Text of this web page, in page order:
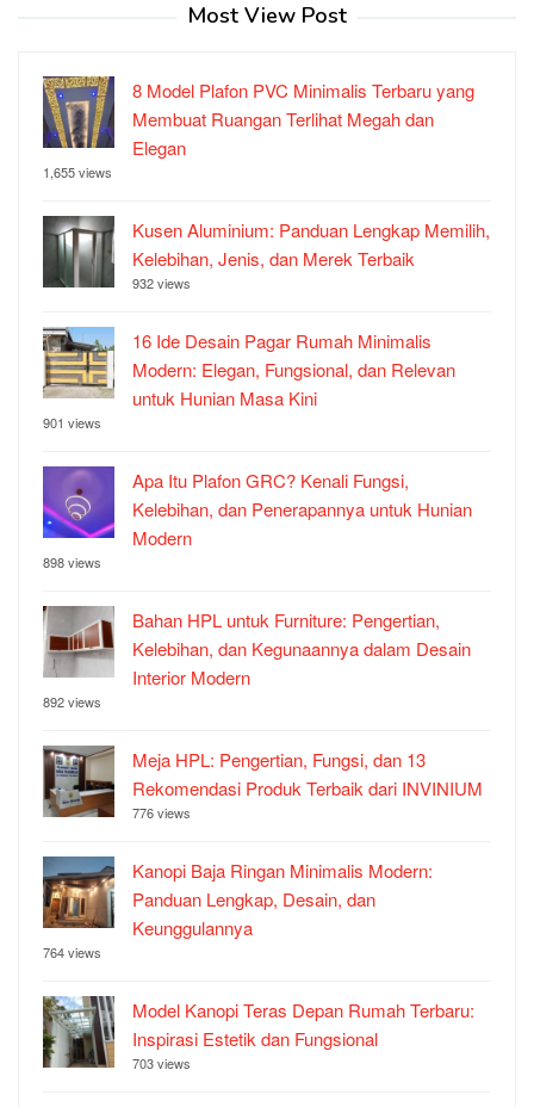
Most View Post
8 Model Plafon PVC Minimalis Terbaru yang
Membuat Ruangan Terlihat Megah dan
Elegan
1,655 views
Kusen Aluminium: Panduan Lengkap Memilih,
Kelebihan, Jenis, dan Merek Terbaik
932 views
16 Ide Desain Pagar Rumah Minimalis
Modern: Elegan, Fungsional, dan Relevan
untuk Hunian Masa Kini
901 views
Apa Itu Plafon GRC? Kenali Fungsi,
Kelebihan, dan Penerapannya untuk Hunian
Modern
898 views
Bahan HPL untuk Furniture: Pengertian,
Kelebihan, dan Kegunaannya dalam Desain
Interior Modern
892 views
Meja HPL: Pengertian, Fungsi, dan 13
Rekomendasi Produk Terbaik dari INVINIUM
776 views
Kanopi Baja Ringan Minimalis Modern:
Panduan Lengkap, Desain, dan
Keunggulannya
764 views
Model Kanopi Teras Depan Rumah Terbaru:
Inspirasi Estetik dan Fungsional
703 views